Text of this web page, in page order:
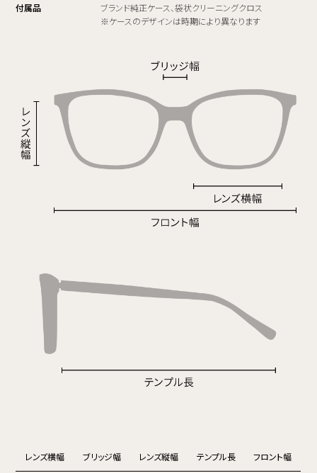
付属品
ブランド純正ケース、袋状クリーニングクロス
※ケースのデザインは時期により異なります
レンズ横幅 ブリッジ幅 レンズ縦幅 テンプル長 フロント幅